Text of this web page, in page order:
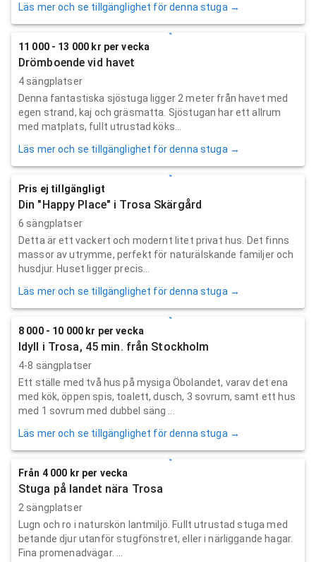
Läs mer och se tillgänglighet för denna stuga →
11 000 - 13 000 kr per vecka
Drömboende vid havet
4 sängplatser
Denna fantastiska sjöstuga ligger 2 meter från havet med
egen strand, kaj och gräsmatta. Sjöstugan har ett allrum
med matplats, fullt utrustad köks...
Läs mer och se tillgänglighet för denna stuga →
Pris ej tillgängligt
Din "Happy Place" i Trosa Skärgård
6 sängplatser
Detta är ett vackert och modernt litet privat hus. Det finns
massor av utrymme, perfekt för naturälskande familjer och
husdjur. Huset ligger precis...
Läs mer och se tillgänglighet för denna stuga →
8 000 - 10 000 kr per vecka
Idyll i Trosa, 45 min. från Stockholm
4-8 sängplatser
Ett ställe med två hus på mysiga Öbolandet, varav det ena
med kök, öppen spis, toalett, dusch, 3 sovrum, samt ett hus
med 1 sovrum med dubbel säng ...
Läs mer och se tillgänglighet för denna stuga →
Från 4 000 kr per vecka
Stuga på landet nära Trosa
2 sängplatser
Lugn och ro i naturskön lantmiljö. Fullt utrustad stuga med
betande djur utanför stugfönstret, eller i närliggande hagar.
Fina promenadvägar. ...